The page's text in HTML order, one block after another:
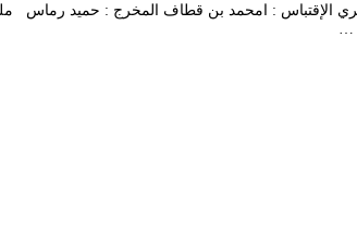
: راي برادي بيري الإقتباس : امحمد بن قطاف المخرج :
…